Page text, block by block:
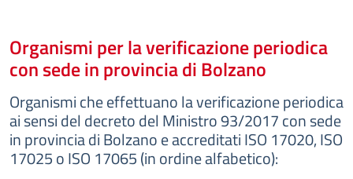
Organismi per la verificazione periodica
con sede in provincia di Bolzano
Organismi che effettuano la verificazione periodica
ai sensi del decreto del Ministro 93/2017 con sede
in provincia di Bolzano e accreditati ISO 17020, ISO
17025 o ISO 17065 (in ordine alfabetico):